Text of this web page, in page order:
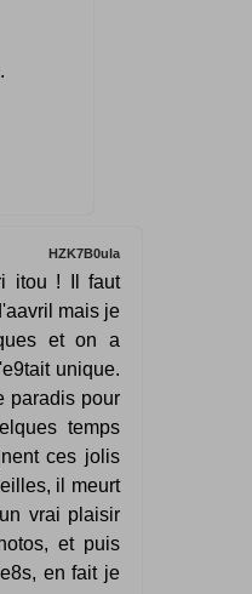
HZK7B0ula
itou ! Il faut
mais je
et on a
unique.
paradis pour
temps
ces jolis
il meurt
vrai plaisir
et puis
en fait je